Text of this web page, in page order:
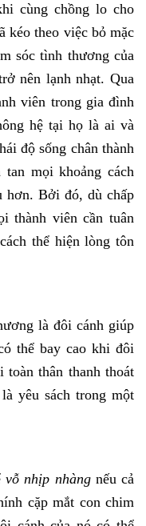
cùng chồng lo cho
kéo theo việc bỏ mặc
sóc tình thương của
nên lạnh nhạt. Qua
viên trong gia đình
hệ tại họ là ai và
độ sống chân thành
mọi khoảng cách
hơn. Bởi đó, dù chấp
thành viên cần tuân
thể hiện lòng tôn
là đôi cánh giúp
thể bay cao khi đôi
toàn thân thanh thoát
yêu sách trong một
vỗ nhịp nhàng nếu cả
cặp mắt con chim